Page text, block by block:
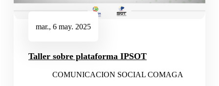
mar., 6 may. 2025
Taller sobre plataforma IPSOT
COMUNICACION SOCIAL COMAGA